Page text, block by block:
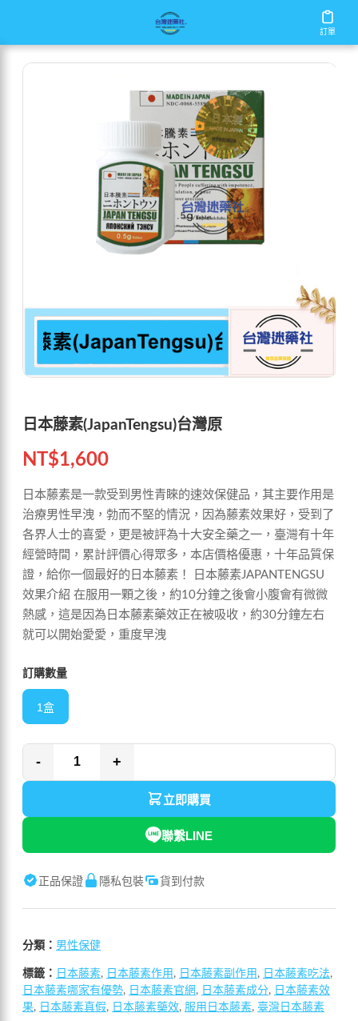
訂單
訂單
/ 日本藤素(JapanTengsu)台灣原
日本藤素(JapanTengsu)台灣原
NT$1,600
日本藤素是一款受到男性青睞的速效保健品，其主要作用是
治療男性早洩，勃而不堅的情況，因為藤素效果好，受到了
各界人士的喜愛，更是被評為十大安全藥之一，臺灣有十年
經營時間，累計評價心得眾多，本店價格優惠，十年品質保
證，給你一個最好的日本藤素！ 日本藤素JAPANTENGSU
效果介紹 在服用一顆之後，約10分鐘之後會小腹會有微微
熱感，這是因為日本藤素藥效正在被吸收，約30分鐘左右
就可以開始愛愛，重度早洩
訂購數量
1盒
- +
立即購買
聯繫LINE
正品保證 隱私包裝 貨到付款
分類： 男性保健
標籤： 日本藤素, 日本藤素作用 , 日本藤素副作用 , 日本藤素吃法,
日本藤素哪家有優勢, 日本藤素官網 , 日本藤素成分, 日本藤素效
果, 日本藤素真假, 日本藤素藥效, 服用日本藤素, 臺灣日本藤素